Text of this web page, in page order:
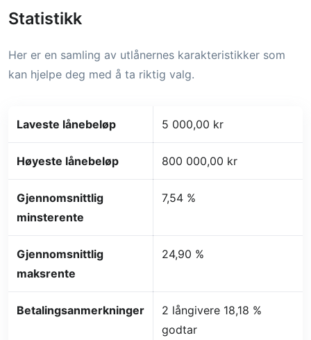
Statistikk
Her er en samling av utlånernes karakteristikker som
kan hjelpe deg med å ta riktig valg.
Laveste lånebeløp 5 000,00 kr
Høyeste lånebeløp 800 000,00 kr
Gjennomsnittlig
minsterente
7,54 %
Gjennomsnittlig
maksrente
24,90 %
Betalingsanmerkninger
2 långivere 18,18 %
godtar